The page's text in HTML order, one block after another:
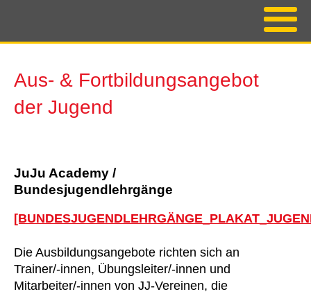
Aus- & Fortbildungsangebot
der Jugend
JuJu Academy /
Bundesjugendlehrgänge
Die Ausbildungsangebote richten sich an
Trainer/-innen, Übungsleiter/-innen und
Mitarbeiter/-innen von JJ-Vereinen, die